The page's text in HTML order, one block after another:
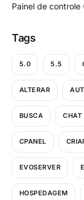
Painel de controle
Tags
5.0 5.5
ALTERAR
BUSCA CHAT
CPANEL
EVOSERVER
HOSPEDAGEM